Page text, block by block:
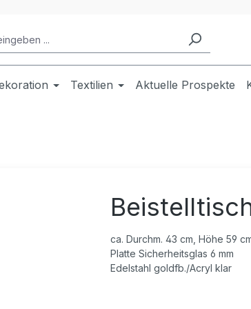
Textilien Aktuelle Prospekte
ca. Durchm. 43 cm, Höhe 59
Platte Sicherheitsglas 6 mm
Edelstahl goldfb./Acryl klar